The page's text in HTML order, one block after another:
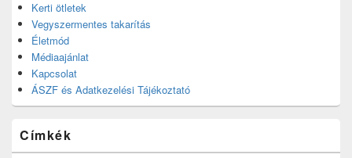
Kerti ötletek
Vegyszermentes takarítás
Életmód
Médiaajánlat
Kapcsolat
ÁSZF és Adatkezelési Tájékoztató
Címkék